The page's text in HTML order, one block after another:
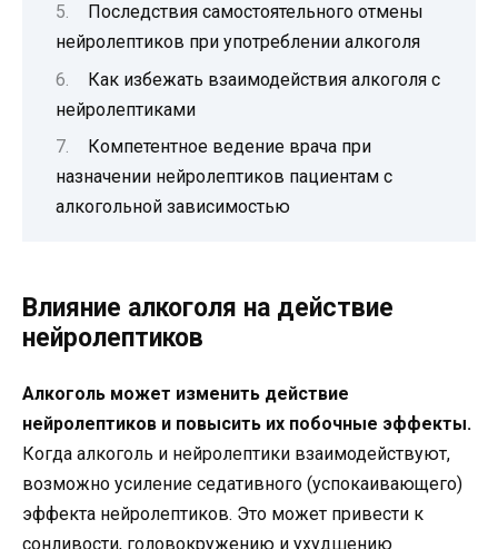
Последствия самостоятельного отмены
нейролептиков при употреблении алкоголя
Как избежать взаимодействия алкоголя с
нейролептиками
Компетентное ведение врача при
назначении нейролептиков пациентам с
алкогольной зависимостью
Влияние алкоголя на действие
нейролептиков
Алкоголь может изменить действие
нейролептиков и повысить их побочные эффекты.
Когда алкоголь и нейролептики взаимодействуют,
возможно усиление седативного (успокаивающего)
эффекта нейролептиков. Это может привести к
сонливости, головокружению и ухудшению